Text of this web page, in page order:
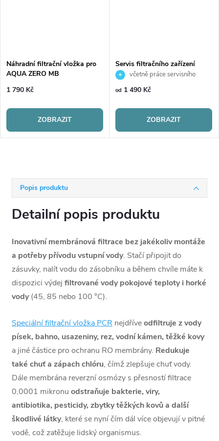
Popis produktu
Detailní popis produktu
Inovativní membránová filtrace bez jakékoliv montáže
a potřeby přívodu vstupní vody. Stačí připojit do
zásuvky, nalít vodu do zásobníku a během chvíle máte k
dispozici výdej filtrované vody pokojové teploty i horké
vody(45, 85 nebo 100 °C).
Speciální filtrační vložka PCR nejdříveodfiltruje z vody
písek, bahno, usazeniny, rez, vodní kámen, těžké kovy
a jiné částice pro ochranu RO membrány. Redukuje
také chuť a zápach chlóru, čímž zlepšuje chuť vody.
Dále membrána reverzní osmózy s přesností filtrace
0,0001 mikronu odstraňuje bakterie, viry,
antibiotika, pesticidy, zbytky těžkých kovů a další
škodlivé látky, které se nyní čím dál více objevují v pitné
vodě, což zatěžuje lidský organismus.
Náhradní filtrační vložka pro
AQUA ZERO MB
1 790 Kč
ZOBRAZIT
Servis filtračního zařízení
včetně práce servisního
technika
od 1 490 Kč
ZOBRAZIT